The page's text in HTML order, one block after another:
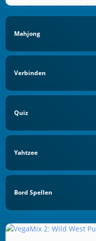
Mahjong
Verbinden
Quiz
Yahtzee
Bord Spellen